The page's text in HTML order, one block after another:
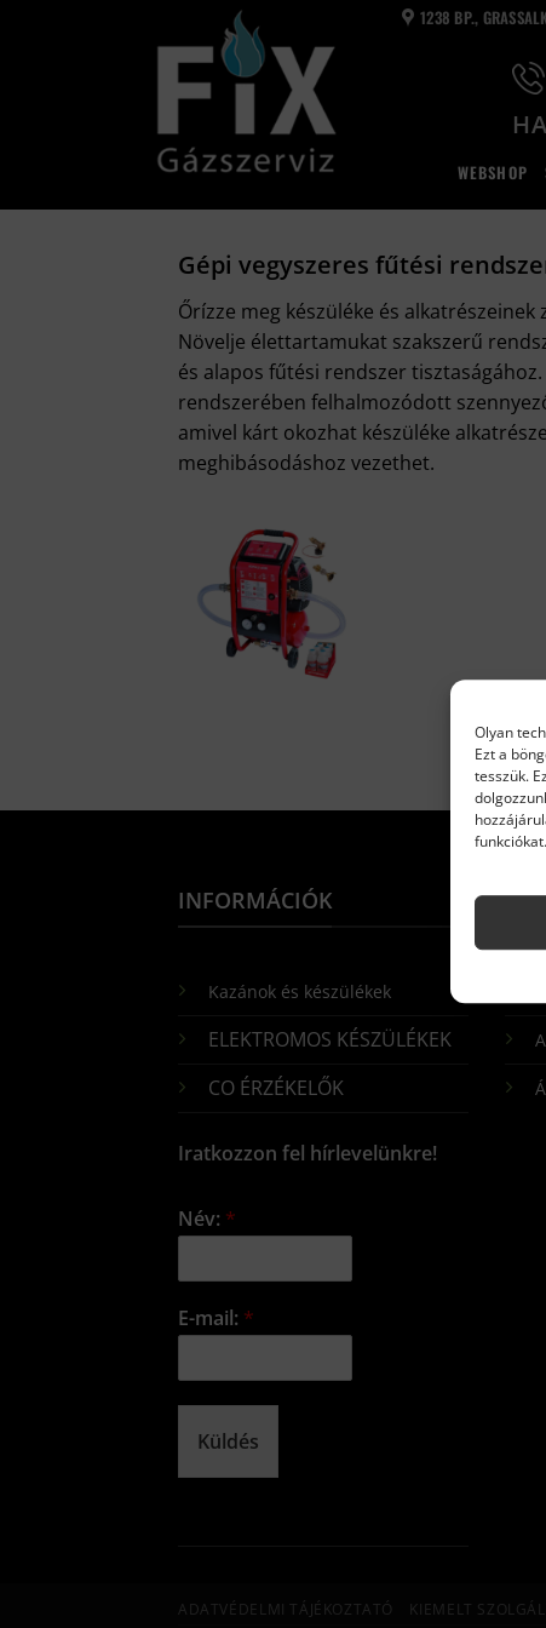
Olyan
Ezt a
tesszük.
funkciókat.
1238 BP.,
WEBSHOP
Gépi vegyszeres fűtési
Őrízze meg készüléke és
Növelje élettartamukat szakszerű
és alapos fűtési rendszer
rendszerében felhalmozódott
amivel kárt okozhat készüléke
meghibásodáshoz vezethet.
INFORMÁCIÓK
Kazánok és készülékek
ELEKTROMOS KÉSZÜLÉKEK
CO ÉRZÉKELŐK
Iratkozzon fel hírlevelünkre!
Név: *
E-mail: *
Küldés
ADATVÉDELMI TÁJÉKOZTATÓ KIEMELT